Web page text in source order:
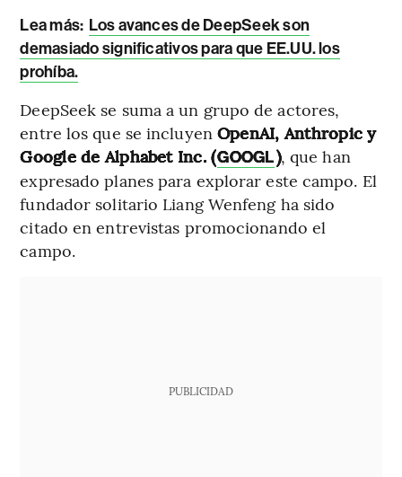
Lea más: Los avances de DeepSeek son
demasiado significativos para que EE.UU. los
prohíba.
DeepSeek se suma a un grupo de actores,
entre los que se incluyen OpenAI, Anthropic y
Google de Alphabet Inc. (GOOGL), que han
expresado planes para explorar este campo. El
fundador solitario Liang Wenfeng ha sido
citado en entrevistas promocionando el
campo.
PUBLICIDAD